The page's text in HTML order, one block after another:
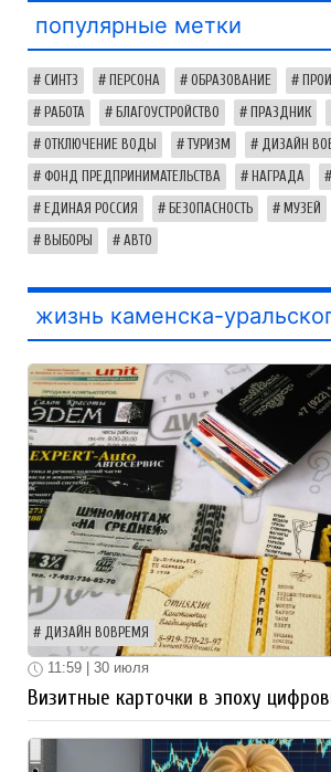
популярные метки
СИНТЗ ПЕРСОНА ОБРАЗОВАНИЕ
РАБОТА БЛАГОУСТРОЙСТВО ПРАЗДНИК
ОТКЛЮЧЕНИЕ ВОДЫ ТУРИЗМ ДИЗАЙН
ФОНД ПРЕДПРИНИМАТЕЛЬСТВА НАГРАДА
ЕДИНАЯ РОССИЯ БЕЗОПАСНОСТЬ МУЗЕЙ
ВЫБОРЫ АВТО
жизнь каменска-
ДИЗАЙН ВОВРЕМЯ
11:59 | 30 июля
Визитные карточки в эпоху